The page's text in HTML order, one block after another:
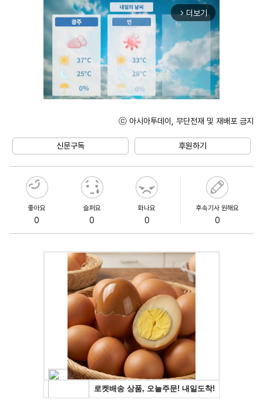
arrow_forward_ios 더보기
ⓒ 아시아투데이, 무단전재 및 재배포 금지
신문구독 후원하기
좋아요
0
슬퍼요
0
화나요
0
후속기사 원해요
0